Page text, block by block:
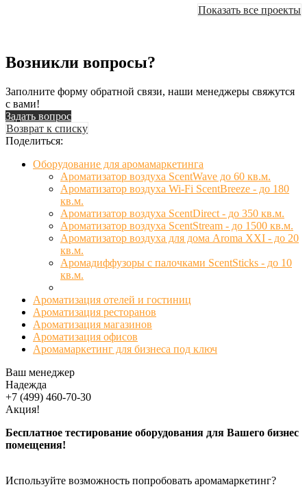
Показать все проекты
Возникли вопросы?
Заполните форму обратной связи, наши менеджеры свяжутся
с вами!
Задать вопрос
Возврат к списку
Поделиться:
Оборудование для аромамаркетинга
Ароматизатор воздуха ScentWave до 60 кв.м.
Ароматизатор воздуха Wi-Fi ScentBreeze - до 180
кв.м.
Ароматизатор воздуха ScentDirect - до 350 кв.м.
Ароматизатор воздуха ScentStream - до 1500 кв.м.
Ароматизатор воздуха для дома Aroma XXI - до 20
кв.м.
Аромадиффузоры с палочками ScentSticks - до 10
кв.м.
Ароматизация отелей и гостиниц
Ароматизация ресторанов
Ароматизация магазинов
Ароматизация офисов
Аромамаркетинг для бизнеса под ключ
Ваш менеджер
Надежда
+7 (499) 460-70-30
Акция!
Бесплатное тестирование оборудования для Вашего бизнес
помещения!
Используйте возможность попробовать аромамаркетинг?